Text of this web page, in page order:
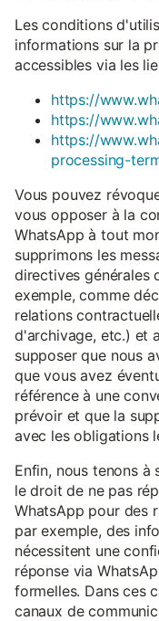
Les conditions
informations sur la
accessibles via les
https://
https://
https://
processing-
Vous pouvez
vous opposer à la
WhatsApp à tout
supprimons les
directives générales
exemple, comme
relations
d'archivage, etc.) et
supposer que nous
que vous avez
référence à une
prévoir et que la
avec les obligations
Enfin, nous tenons à
le droit de ne pas
WhatsApp pour des
par exemple, des
nécessitent une
réponse via
formelles. Dans ces
canaux de